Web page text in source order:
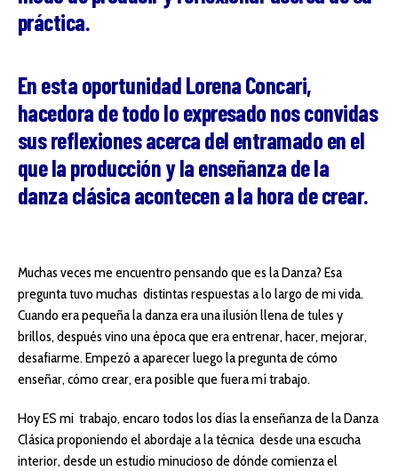
práctica.
En esta oportunidad Lorena Concari,
hacedora de todo lo expresado nos convidas
sus reflexiones acerca del entramado en el
que la producción y la enseñanza de la
danza clásica acontecen a la hora de crear.
Muchas veces me encuentro pensando que es la Danza? Esa
pregunta tuvo muchas distintas respuestas a lo largo de mi vida.
Cuando era pequeña la danza era una ilusión llena de tules y
brillos, después vino una época que era entrenar, hacer, mejorar,
desafiarme. Empezó a aparecer luego la pregunta de cómo
enseñar, cómo crear, era posible que fuera mí trabajo.
Hoy ES mi trabajo, encaro todos los días la enseñanza de la Danza
Clásica proponiendo el abordaje a la técnica desde una escucha
interior, desde un estudio minucioso de dónde comienza el